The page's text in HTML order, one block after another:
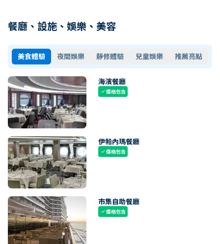
餐廳、設施、娛樂、美容
美食體驗 夜間娛樂 靜修體驗 兒童娛樂 推薦亮點
海濱餐廳
check價格包含
伊帕內瑪餐廳
check價格包含
市集自助餐廳
check價格包含